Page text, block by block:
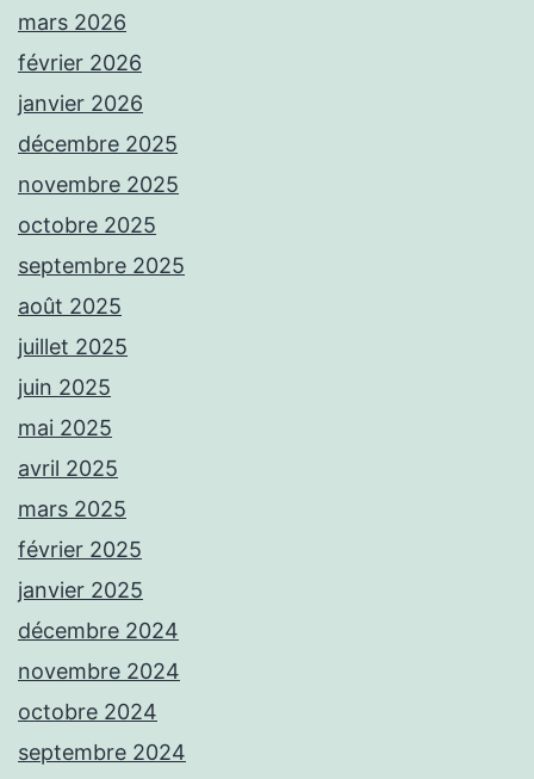
mars 2026
février 2026
janvier 2026
décembre 2025
novembre 2025
octobre 2025
septembre 2025
août 2025
juillet 2025
juin 2025
mai 2025
avril 2025
mars 2025
février 2025
janvier 2025
décembre 2024
novembre 2024
octobre 2024
septembre 2024